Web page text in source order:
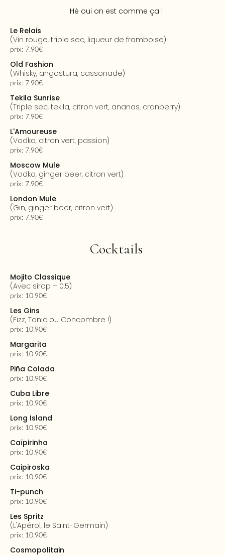
Hé oui on est comme ça !
Le Relais
(vin rouge, triple sec, liqueur de framboise)
prix: 7.90€
Old Fashion
(whisky, angostura, cassonade)
prix: 7.90€
Tekila Sunrise
(triple sec, tekila, citron vert, ananas, cranberry)
prix: 7.90€
L'Amoureuse
(vodka, citron vert, passion)
prix: 7.90€
Moscow Mule
(vodka, ginger beer, citron vert)
prix: 7.90€
London Mule
(gin, ginger beer, citron vert)
prix: 7.90€
Cocktails
Mojito Classique
(avec sirop + 0.5)
prix: 10.90€
Les Gins
(Fizz, Tonic ou Concombre !)
prix: 10.90€
Margarita
prix: 10.90€
Piña Colada
prix: 10.90€
Cuba Libre
prix: 10.90€
Long Island
prix: 10.90€
Caïpirinha
prix: 10.90€
Caipiroska
prix: 10.90€
Ti-punch
prix: 10.90€
Les Spritz
(l'Apérol, le Saint-Germain)
prix: 10.90€
Cosmopolitain